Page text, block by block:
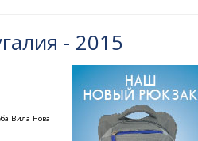
- 2015
Вила Нова